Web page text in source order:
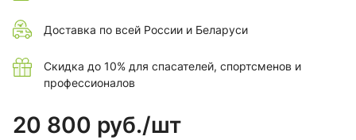
Доставка по всей России и Беларуси
Скидка до 10% для спасателей, спортсменов и
профессионалов
20 800 руб./шт